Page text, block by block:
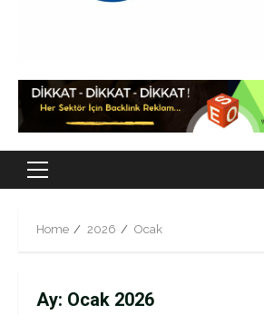
Primary
Home 2026 Ocak
Ay: Ocak 2026